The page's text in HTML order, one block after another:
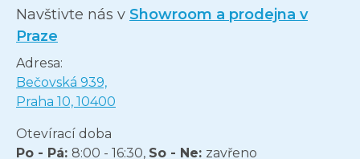
Navštivte nás v Showroom a prodejna v
Praze
Adresa:
Bečovská 939,
Praha 10, 10400
Otevírací doba
Po - Pá: 8:00 - 16:30, So - Ne: zavřeno